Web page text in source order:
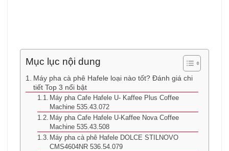
Mục lục nội dung
Máy pha cà phê Hafele loại nào tốt? Đánh giá chi
tiết Top 3 nổi bật
Máy pha Cafe Hafele U- Kaffee Plus Coffee
Machine 535.43.072
Máy pha Cafe Hafele U-Kaffee Nova Coffee
Machine 535.43.508
Máy pha cà phê Hafele DOLCE STILNOVO
CMS4604NR 536.54.079